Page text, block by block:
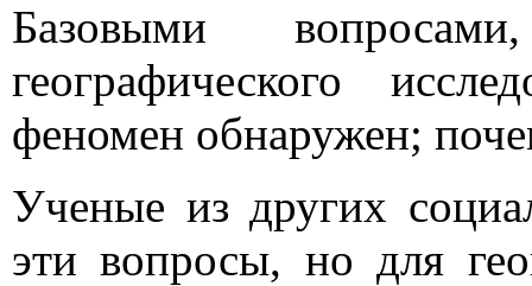
Базовыми
географического
феномен обнаружен;
Ученые из других
эти вопросы, но для